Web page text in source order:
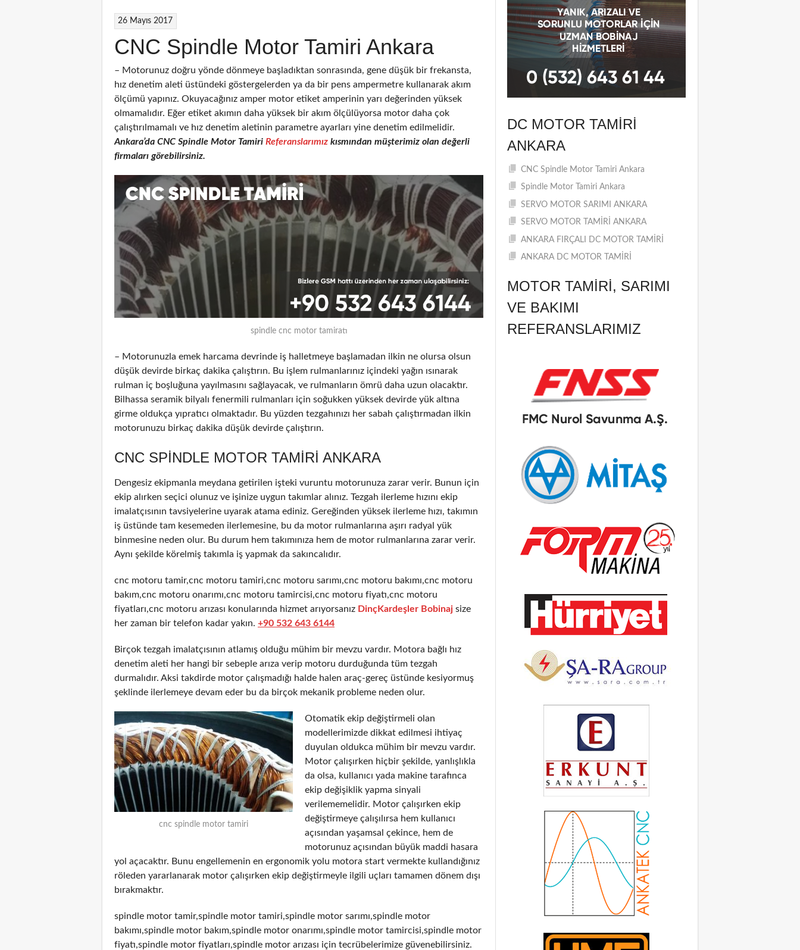
26 Mayıs 2017
CNC Spindle Motor Tamiri Ankara
– Motorunuz doğru yönde dönmeye başladıktan sonrasında, gene düşük bir frekansta,
hız denetim aleti üstündeki göstergelerden ya da bir pens ampermetre kullanarak akım
ölçümü yapınız. Okuyacağınız amper motor etiket amperinin yarı değerinden yüksek
olmamalıdır. Eğer etiket akımın daha yüksek bir akım ölçülüyorsa motor daha çok
çalıştırılmamalı ve hız denetim aletinin parametre ayarları yine denetim edilmelidir.
Ankara’da CNC Spindle Motor Tamiri Referanslarımız kısmından müşterimiz olan değerli
firmaları görebilirsiniz.
spindle cnc motor tamiratı
– Motorunuzla emek harcama devrinde iş halletmeye başlamadan ilkin ne olursa olsun
düşük devirde birkaç dakika çalıştırın. Bu işlem rulmanlarınız içindeki yağın ısınarak
rulman iç boşluğuna yayılmasını sağlayacak, ve rulmanların ömrü daha uzun olacaktır.
Bilhassa seramik bilyalı fenermili rulmanları için soğukken yüksek devirde yük altına
girme oldukça yıpratıcı olmaktadır. Bu yüzden tezgahınızı her sabah çalıştırmadan ilkin
motorunuzu birkaç dakika düşük devirde çalıştırın.
CNC SPINDLE MOTOR TAMIRI ANKARA
Dengesiz ekipmanla meydana getirilen işteki vuruntu motorunuza zarar verir. Bunun için
ekip alırken seçici olunuz ve işinize uygun takımlar alınız. Tezgah ilerleme hızını ekip
imalatçısının tavsiyelerine uyarak atama ediniz. Gereğinden yüksek ilerleme hızı, takımın
iş üstünde tam kesemeden ilerlemesine, bu da motor rulmanlarına aşırı radyal yük
binmesine neden olur. Bu durum hem takımınıza hem de motor rulmanlarına zarar verir.
Aynı şekilde körelmiş takımla iş yapmak da sakıncalıdır.
cnc motoru tamir,cnc motoru tamiri,cnc motoru sarımı,cnc motoru bakımı,cnc motoru
bakım,cnc motoru onarımı,cnc motoru tamircisi,cnc motoru fiyatı,cnc motoru
fiyatları,cnc motoru arızası konularında hizmet arıyorsanız DinçKardeşler Bobinaj size
her zaman bir telefon kadar yakın. +90 532 643 6144
Birçok tezgah imalatçısının atlamış olduğu mühim bir mevzu vardır. Motora bağlı hız
denetim aleti her hangi bir sebeple arıza verip motoru durduğunda tüm tezgah
durmalıdır. Aksi takdirde motor çalışmadığı halde halen araç-gereç üstünde kesiyormuş
şeklinde ilerlemeye devam eder bu da birçok mekanik probleme neden olur.
cnc spindle motor tamiri
Otomatik ekip değiştirmeli olan
modellerimizde dikkat edilmesi ihtiyaç
duyulan oldukca mühim bir mevzu vardır.
Motor çalışırken hiçbir şekilde, yanlışlıkla
da olsa, kullanıcı yada makine tarafınca
ekip değişiklik yapma sinyali
verilememelidir. Motor çalışırken ekip
değiştirmeye çalışılırsa hem kullanıcı
açısından yaşamsal çekince, hem de
motorunuz açısından büyük maddi hasara
yol açacaktır. Bunu engellemenin en ergonomik yolu motora start vermekte kullandığınız
röleden yararlanarak motor çalışırken ekip değiştirmeyle ilgili uçları tamamen dönem dışı
bırakmaktır.
spindle motor tamir,spindle motor tamiri,spindle motor sarımı,spindle motor
bakımı,spindle motor bakım,spindle motor onarımı,spindle motor tamircisi,spindle motor
fiyatı,spindle motor fiyatları,spindle motor arızası için tecrübelerimize güvenebilirsiniz.
DC MOTOR TAMIRI
ANKARA
CNC Spindle Motor Tamiri Ankara
Spindle Motor Tamiri Ankara
SERVO MOTOR SARIMI ANKARA
SERVO MOTOR TAMİRİ ANKARA
ANKARA FIRÇALI DC MOTOR TAMİRİ
ANKARA DC MOTOR TAMİRİ
MOTOR TAMIRI, SARIMI
VE BAKIMI
REFERANSLARIMIZ